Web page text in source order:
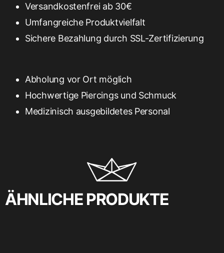
Versandkostenfrei ab 30€
Umfangreiche Produktvielfalt
Sichere Bezahlung durch SSL-Zertifizierung
Abholung vor Ort möglich
Hochwertige Piercings und Schmuck
Medizinisch ausgebildetes Personal
ÄHNLICHE PRODUKTE